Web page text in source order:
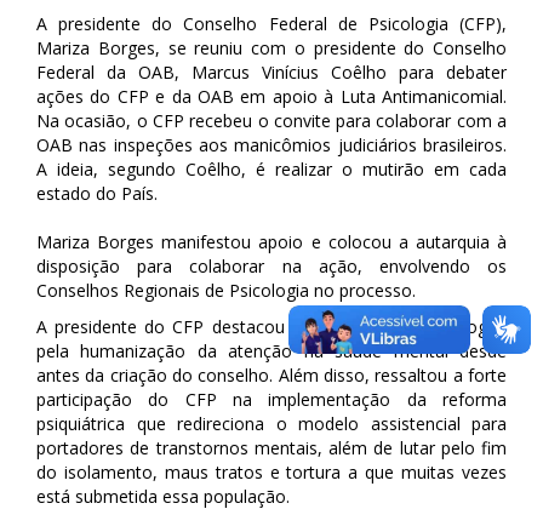
A presidente do Conselho Federal de Psicologia (CFP),
Mariza Borges, se reuniu com o presidente do Conselho
Federal da OAB, Marcus Vinícius Coêlho para debater
ações do CFP e da OAB em apoio à Luta Antimanicomial.
Na ocasião, o CFP recebeu o convite para colaborar com a
OAB nas inspeções aos manicômios judiciários brasileiros.
A ideia, segundo Coêlho, é realizar o mutirão em cada
estado do País.
Mariza Borges manifestou apoio e colocou a autarquia à
disposição para colaborar na ação, envolvendo os
Conselhos Regionais de Psicologia no processo.
A presidente do CFP destacou o histórico dos psicólogos
pela humanização da atenção na saúde mental desde
antes da criação do conselho. Além disso, ressaltou a forte
participação do CFP na implementação da reforma
psiquiátrica que redireciona o modelo assistencial para
portadores de transtornos mentais, além de lutar pelo fim
do isolamento, maus tratos e tortura a que muitas vezes
está submetida essa população.